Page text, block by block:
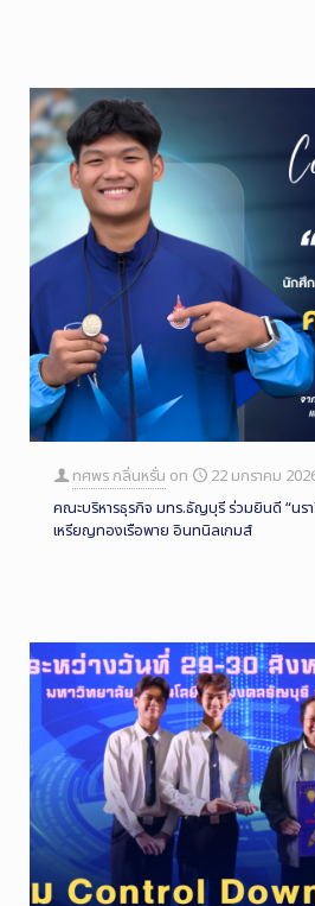
ทศพร กลิ่นหรั่น on
22 มกราคม
คณะบริหารธุรกิจ มทร.ธัญบุรี ร่วมยินดี “นร
เหรียญทองเรือพาย อินทนิลเกมส์